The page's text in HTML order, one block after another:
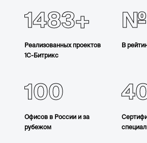
1483
Реализованных проектов
1С-Битрикс
В
100
Офисов в России и за
рубежом